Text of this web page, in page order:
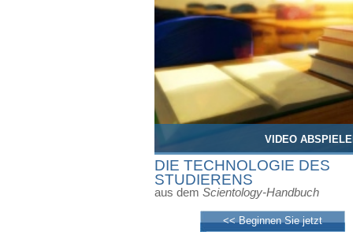
VIDEO
DIE TECHNOLOGIE DES
STUDIERENS
aus dem Scientology-Handbuch
<< Beginnen Sie jetzt